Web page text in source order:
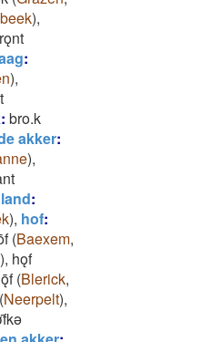
),
:
),
: bro.k
akker:
),
:
), hof:
(Baexem,
), hǫf
(Blerick,
(Neerpelt),